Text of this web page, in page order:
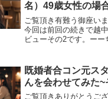
名）49歳女性の場
ご覧頂き有難う御座い
今回は前回の続きで越
ビューその2です。ーー
ードは一枚も書かなか
男性の方全員からカー
既婚者合コン元ス
んを会わせてみた~
ご覧頂きありがとうご